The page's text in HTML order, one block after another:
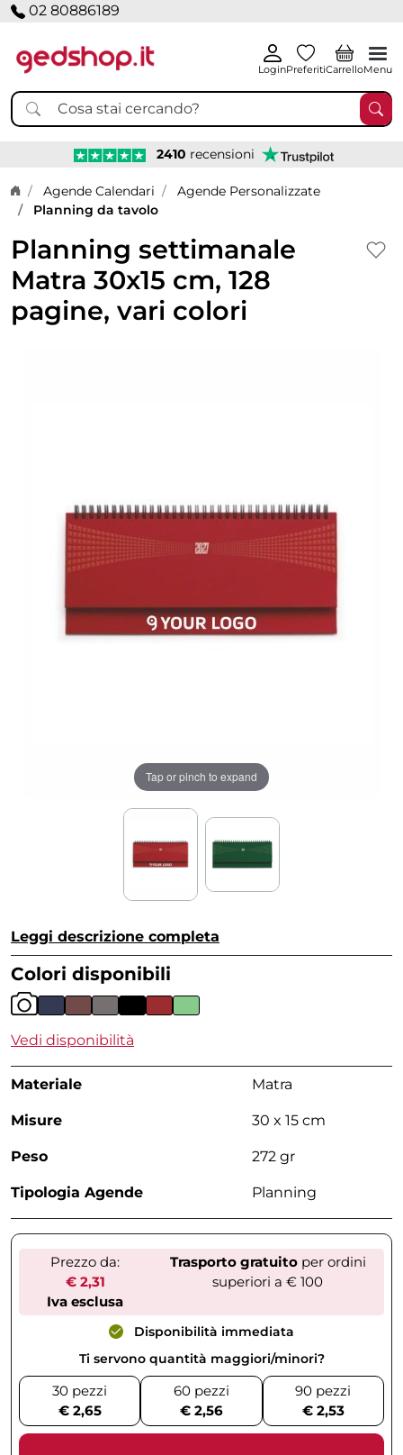
02 80886189
LoginPreferitiCarrelloMenu
2410 recensioni
Home page
Agende Calendari
Agende Personalizzate
Planning da tavolo
Planning settimanale
Matra 30x15 cm, 128
pagine, vari colori
Tap or pinch to expand
Leggi descrizione completa
Colori disponibili
Vedi disponibilità
Materiale Matra
Misure 30 x 15 cm
Peso 272 gr
Tipologia Agende Planning
Prezzo da:
€ 2,31
Iva esclusa
Trasporto gratuitoper ordini
superiori a € 100
Disponibilità immediata
Ti servono quantità maggiori/minori?
30 pezzi
€ 2,65
60 pezzi
€ 2,56
90 pezzi
€ 2,53